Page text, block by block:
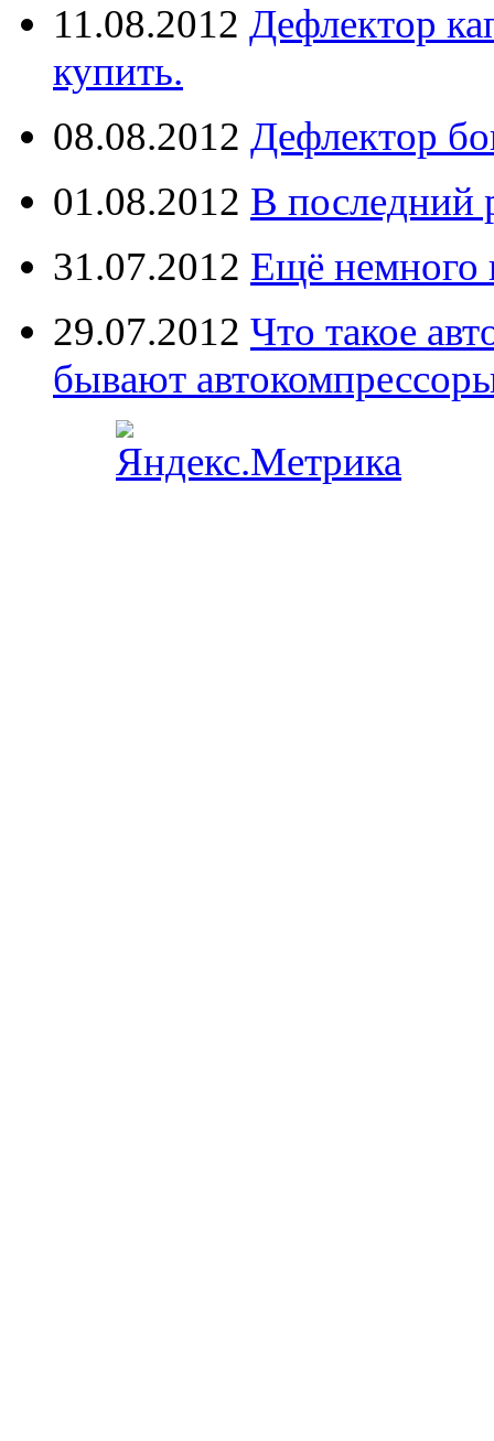
11.08.2012 Дефлектор
купить.
08.08.2012 Дефлектор
01.08.2012 В последний
31.07.2012 Ещё немного
29.07.2012 Что такое
бывают